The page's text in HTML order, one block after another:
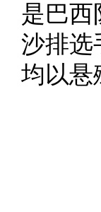
是巴西
沙排选
均以悬